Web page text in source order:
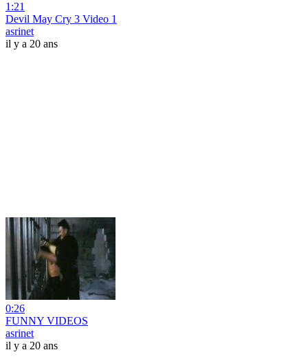
1:21
Devil May Cry 3 Video 1
asrinet
il y a 20 ans
0:26
FUNNY VIDEOS
asrinet
il y a 20 ans